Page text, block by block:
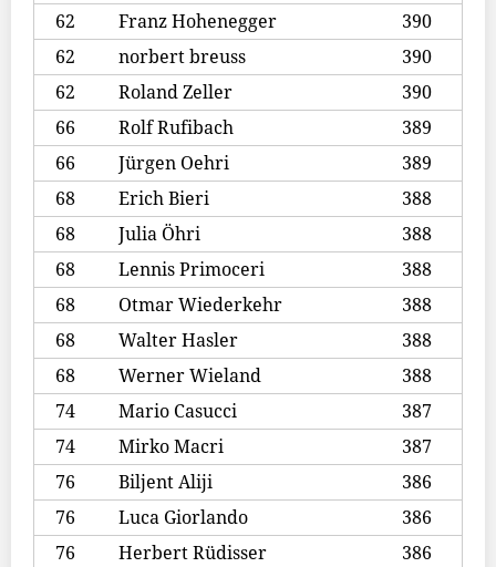
62
Franz Hohenegger
390
62
norbert breuss
390
62
Roland Zeller
390
66
Rolf Rufibach
389
66
Jürgen Oehri
389
68
Erich Bieri
388
68
Julia Öhri
388
68
Lennis Primoceri
388
68
Otmar Wiederkehr
388
68
Walter Hasler
388
68
Werner Wieland
388
74
Mario Casucci
387
74
Mirko Macri
387
76
Biljent Aliji
386
76
Luca Giorlando
386
76
Herbert Rüdisser
386